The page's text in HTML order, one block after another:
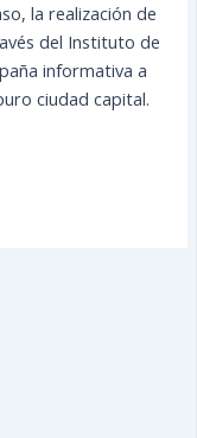
la realización de
del Instituto de
informativa a
ciudad capital.